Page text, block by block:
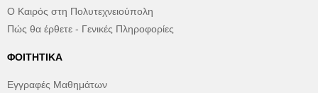
Ο Καιρός στη Πολυτεχνειούπολη
Πώς θα έρθετε - Γενικές Πληροφορίες
ΦΟΙΤΗΤΙΚΆ
Εγγραφές Μαθημάτων